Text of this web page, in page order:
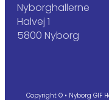
Nyborghallerne
Halvej 1
5800 Nyborg
Copyright © • Nyborg GIF